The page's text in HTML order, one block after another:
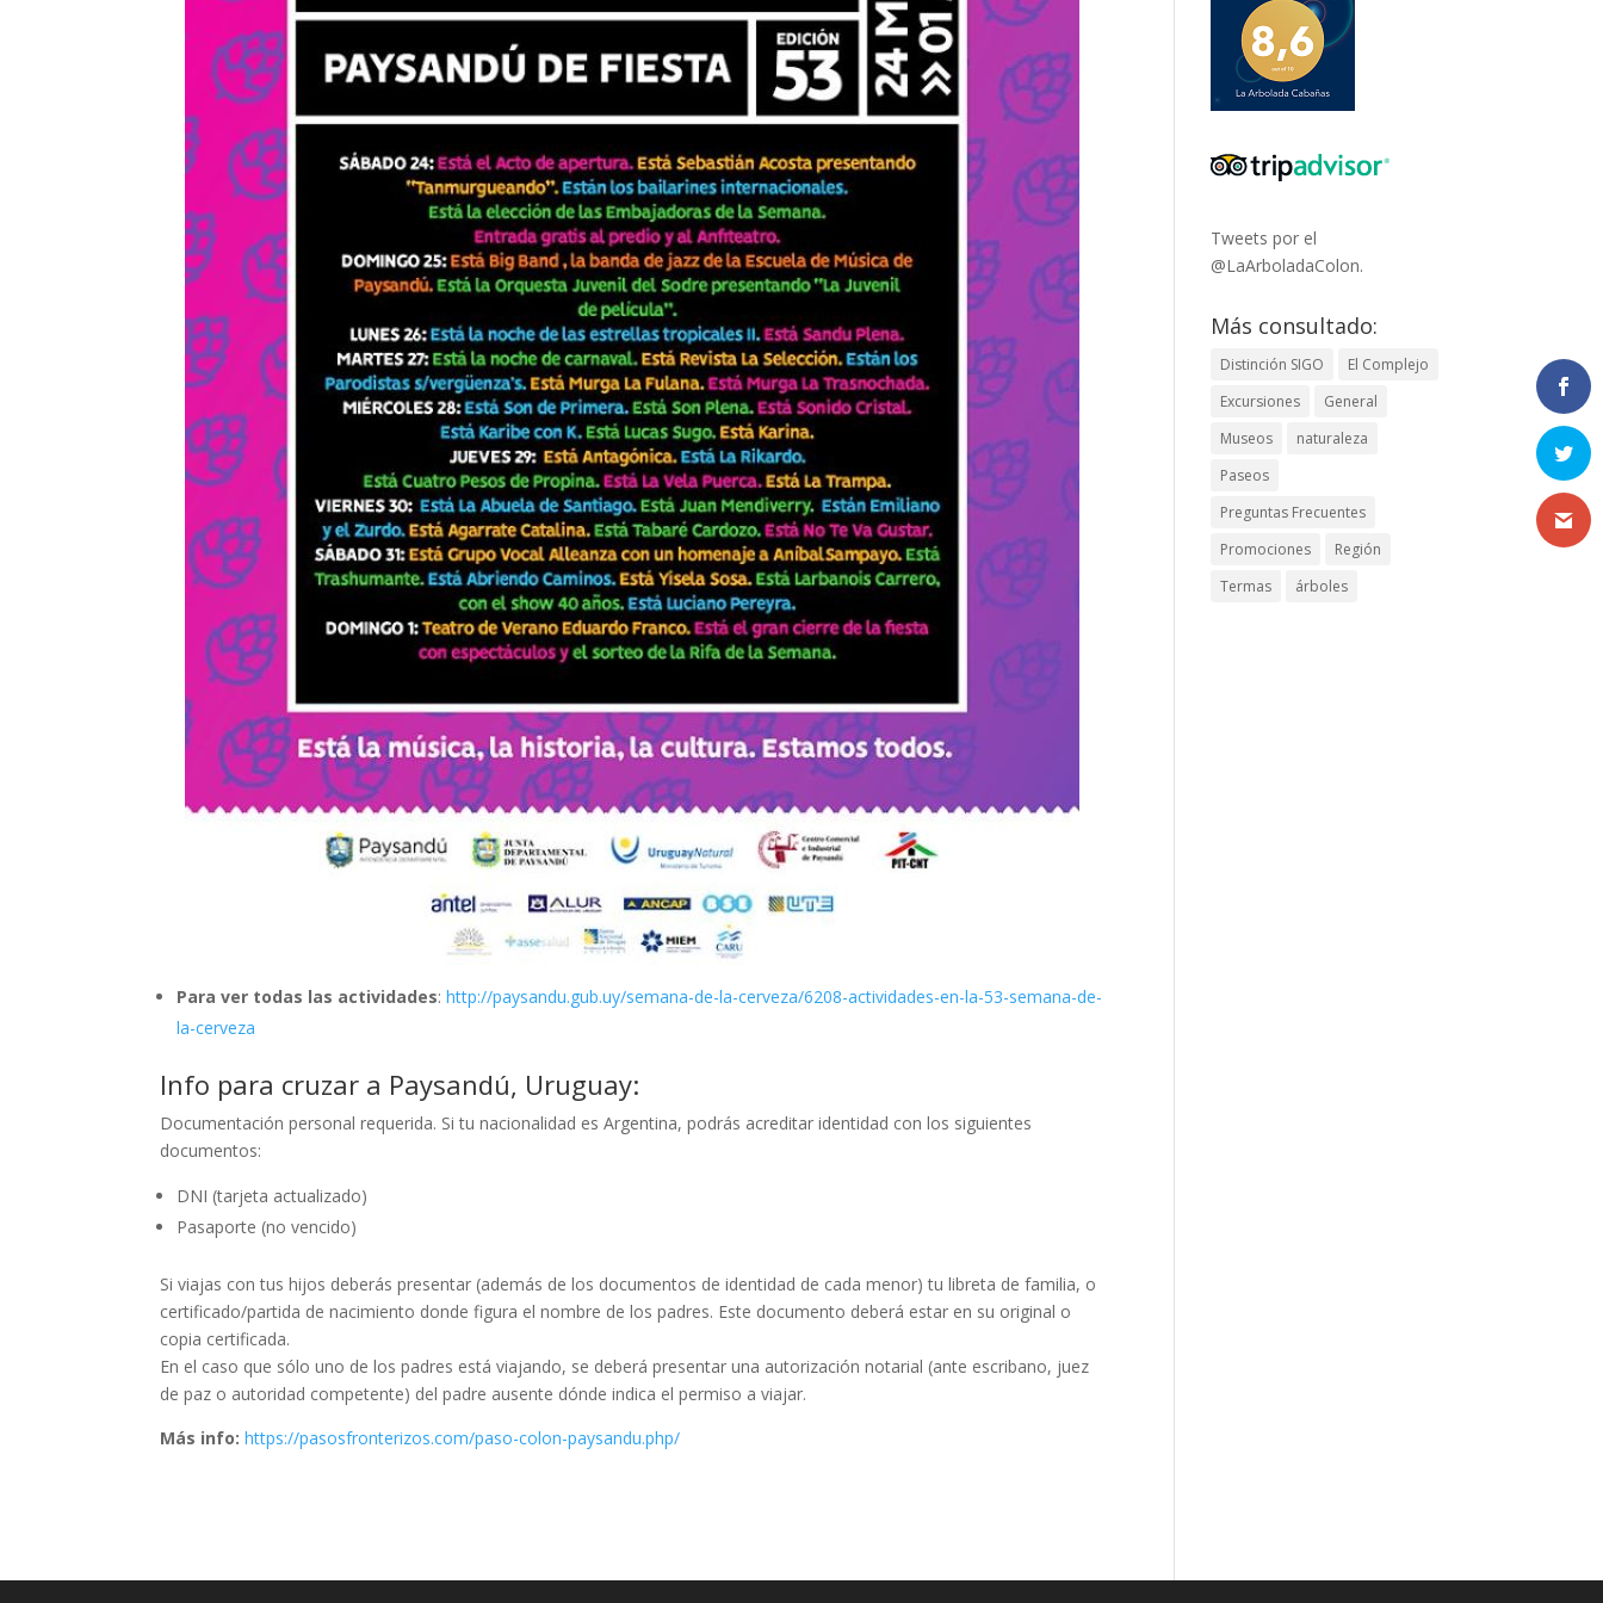
Para ver todas las actividades:http://paysandu.gub.uy/semana-de-la-cerveza/6208-actividades-en-la-53-semana-de-
la-cerveza
Info para cruzar a Paysandú, Uruguay:
Documentación personal requerida. Si tu nacionalidad es Argentina, podrás acreditar identidad con los siguientes
documentos:
DNI (tarjeta actualizado)
Pasaporte (no vencido)
Si viajas con tus hijos deberás presentar (además de los documentos de identidad de cada menor) tu libreta de familia, o
certificado/partida de nacimiento donde figura el nombre de los padres. Este documento deberá estar en su original o
copia certificada.
En el caso que sólo uno de los padres está viajando, se deberá presentar una autorización notarial (ante escribano, juez
de paz o autoridad competente) del padre ausente dónde indica el permiso a viajar.
Más info: https://pasosfronterizos.com/paso-colon-paysandu.php/
Tweets por el
@LaArboladaColon.
Más consultado:
Distinción SIGO
El Complejo
Excursiones
General
Museos
naturaleza
Paseos
Preguntas Frecuentes
Promociones
Región
Termas
árboles